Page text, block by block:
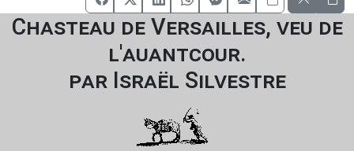
Chasteau de Versailles, veu de
l'auantcour.
par Israël Silvestre